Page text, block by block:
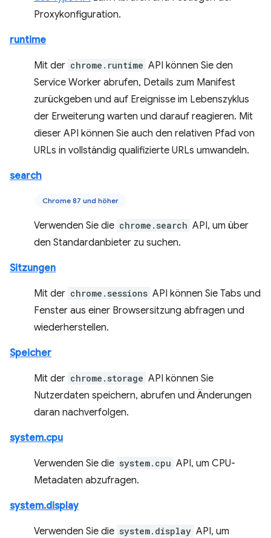
Proxykonfiguration.
runtime
Mit der chrome.runtime API können Sie den
Service Worker abrufen, Details zum Manifest
zurückgeben und auf Ereignisse im Lebenszyklus
der Erweiterung warten und darauf reagieren. Mit
dieser API können Sie auch den relativen Pfad von
URLs in vollständig qualifizierte URLs umwandeln.
search
Chrome 87 und höher
Verwenden Sie die chrome.search API, um über
den Standardanbieter zu suchen.
Sitzungen
Mit der chrome.sessions API können Sie Tabs und
Fenster aus einer Browsersitzung abfragen und
wiederherstellen.
Speicher
Mit der chrome.storage API können Sie
Nutzerdaten speichern, abrufen und Änderungen
daran nachverfolgen.
system.cpu
Verwenden Sie die system.cpu API, um CPU-
Metadaten abzufragen.
system.display
Verwenden Sie die system.display API, um